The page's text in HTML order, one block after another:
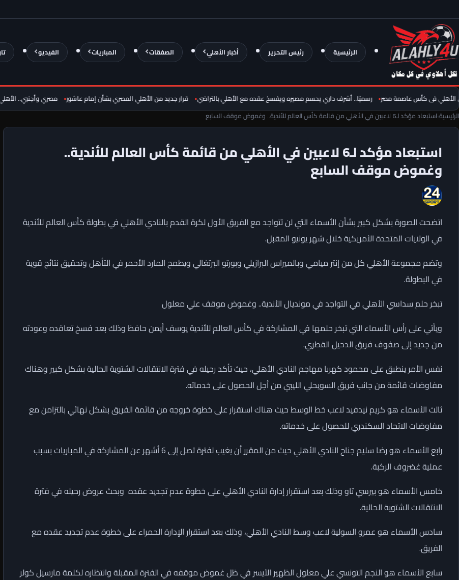
الرئيسية رئيس التحرير أخبار الأهلي الصفقات المباريات الفيديو
فى كأس عاصمة مصر رسميًا.. أشرف داري يحسم مصيره ويفسخ عقده مع الأهلي بالتراضي قرار جديد من الأهلي المصري بشأن إمام عاشور مصري وأجنبي.. الأهلي
الرئيسية›استبعاد مؤكد لـ6 لاعبين في الأهلي من قائمة كأس العالم للأندية.. وغموض موقف السابع
استبعاد مؤكد لـ6 لاعبين في الأهلي من قائمة كأس العالم للأندية..
وغموض موقف السابع
اتضحت الصورة بشكل كبير بشأن الأسماء التي لن تتواجد مع الفريق الأول لكرة القدم بالنادي الأهلي في بطولة كأس العالم للأندية
في الولايات المتحدة الأمريكية خلال شهر يونيو المقبل.
وتضم مجموعة الأهلي كل من إنتر ميامي وبالميراس البرازيلي وبورتو البرتغالي ويطمح المارد الأحمر في التأهل وتحقيق نتائج قوية
في البطولة.
تبخر حلم سداسي الأهلي في التواجد في مونديال الأندية.. وغموض موقف علي معلول
ويأتي على رأس الأسماء التي تبخر حلمها في المشاركة في كأس العالم للأندية يوسف أيمن حافظ وذلك بعد فسخ تعاقده وعودته
من جديد إلى صفوف فريق الدحيل القطري.
نفس الأمر ينطبق على محمود كهربا مهاجم النادي الأهلي، حيث تأكد رحيله في فترة الانتقالات الشتوية الحالية بشكل كبير وهناك
مفاوضات قائمة من جانب فريق السويحلي الليبي من أجل الحصول على خدماته.
ثالث الأسماء هو كريم نيدفيد لاعب خط الوسط حيث هناك استقرار على خطوة خروجه من قائمة الفريق بشكل نهائي بالتزامن مع
مفاوضات الاتحاد السكندري للحصول على خدماته.
رابع الأسماء هو رضا سليم جناح النادي الأهلي حيث من المقرر أن يغيب لفترة تصل إلى 6 أشهر عن المشاركة في المباريات بسبب
عملية غضروف الركبة.
خامس الأسماء هو بيرسي تاو وذلك بعد استقرار إدارة النادي الأهلي على خطوة عدم تجديد عقده وبحث عروض رحيله في فترة
الانتقالات الشتوية الحالية.
سادس الأسماء هو عمرو السولية لاعب وسط النادي الأهلي، وذلك بعد استقرار الإدارة الحمراء على خطوة عدم تجديد عقده مع
الفريق.
سابع الأسماء هو النجم التونسي علي معلول الظهير الأيسر في ظل غموض موقفه في الفترة المقبلة وانتظاره لكلمة مارسيل كولر